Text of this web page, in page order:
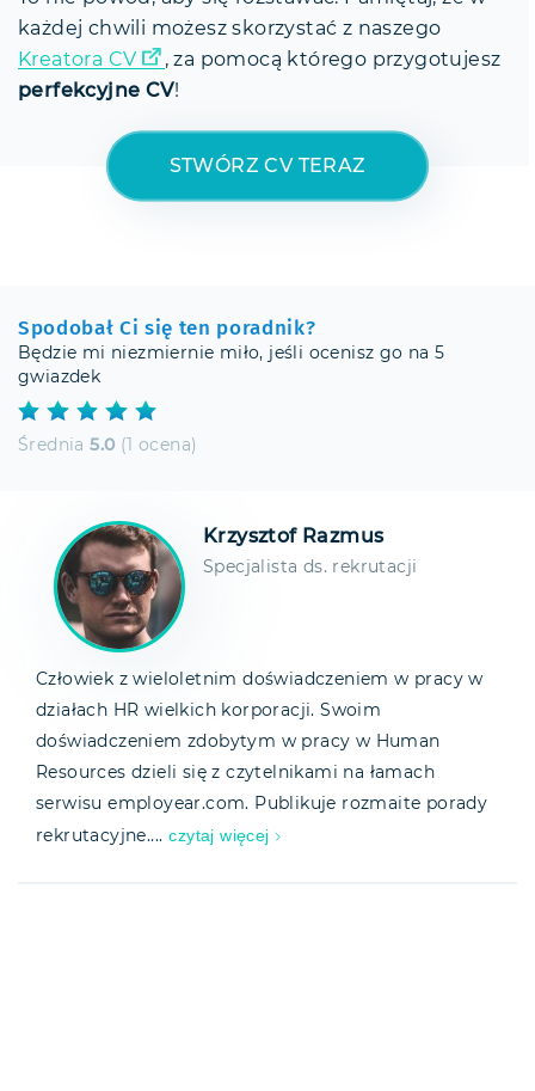
każdej chwili możesz skorzystać z naszego
Kreatora CV
, za pomocą którego przygotujesz
perfekcyjne CV!
STWÓRZ CV TERAZ
Spodobał Ci się ten poradnik?
Będzie mi niezmiernie miło, jeśli ocenisz go na 5
gwiazdek
Średnia5.0 (1 ocena)
Krzysztof Razmus
Specjalista ds. rekrutacji
Człowiek z wieloletnim doświadczeniem w pracy w
działach HR wielkich korporacji. Swoim
doświadczeniem zdobytym w pracy w Human
Resources dzieli się z czytelnikami na łamach
serwisu employear.com. Publikuje rozmaite porady
rekrutacyjne.... czytaj więcej